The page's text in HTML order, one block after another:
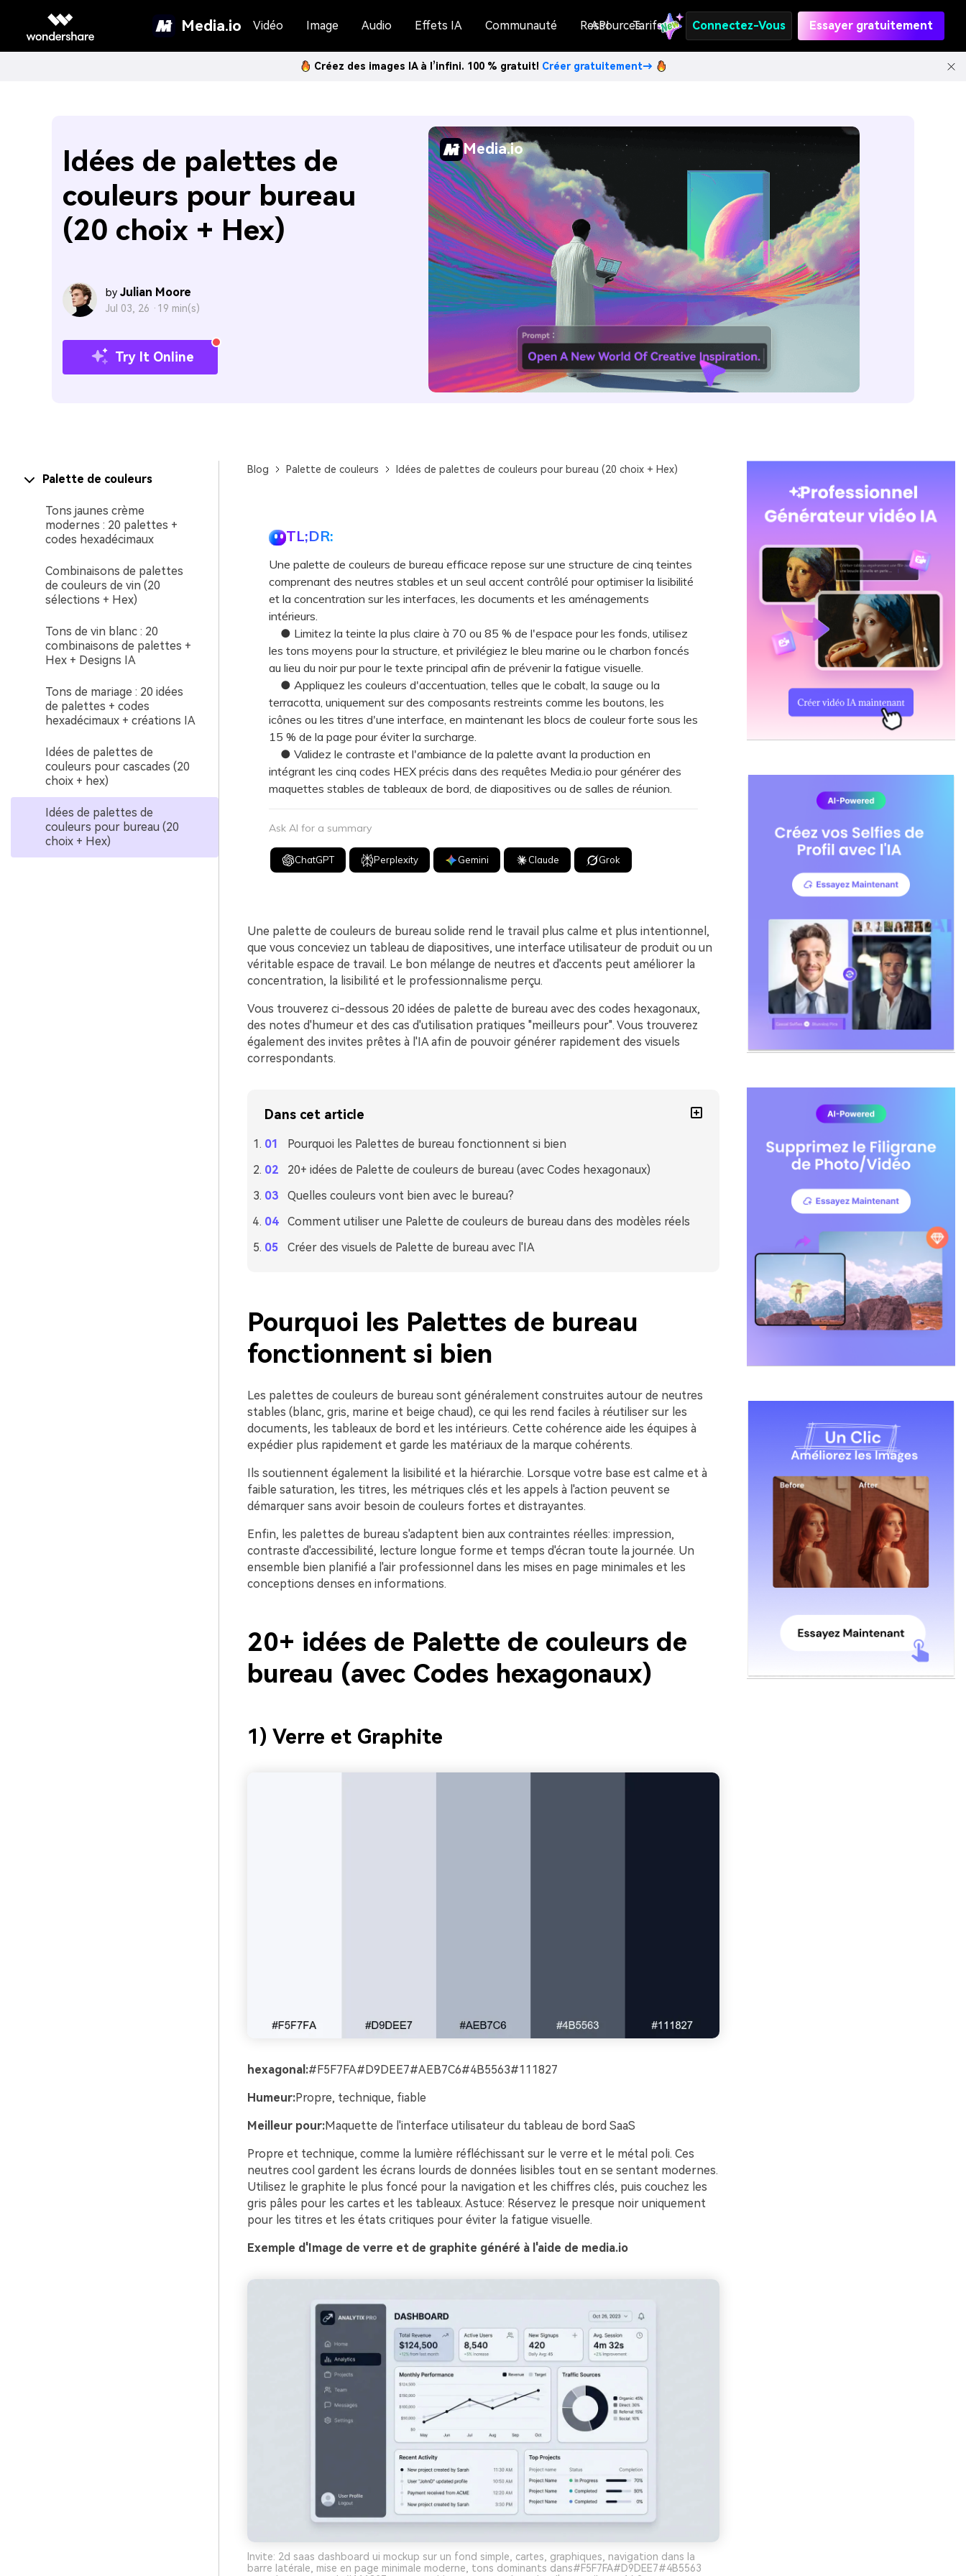
Media.io Vidéo Image Audio Effets IA Communauté Ressources
API Tarifs Connectez-Vous Essayer gratuitement
Créez des images IA à l’infini. 100 % gratuit! Créer gratuitement→
Idées de palettes de
couleurs pour bureau
(20 choix + Hex)
by Julian Moore
Jul 03, 26 · 19 min(s)
Try It Online
Media.io
Palette de couleurs
Tons jaunes crème
modernes : 20 palettes +
codes hexadécimaux
Combinaisons de palettes
de couleurs de vin (20
sélections + Hex)
Tons de vin blanc : 20
combinaisons de palettes +
Hex + Designs IA
Tons de mariage : 20 idées
de palettes + codes
hexadécimaux + créations IA
Idées de palettes de
couleurs pour cascades (20
choix + hex)
Idées de palettes de
couleurs pour bureau (20
choix + Hex)
Blog Palette de couleurs Idées de palettes de couleurs pour bureau (20 choix + Hex)
TL;DR:
Une palette de couleurs de bureau efficace repose sur une structure de cinq teintes
comprenant des neutres stables et un seul accent contrôlé pour optimiser la lisibilité
et la concentration sur les interfaces, les documents et les aménagements
intérieurs.
● Limitez la teinte la plus claire à 70 ou 85 % de l'espace pour les fonds, utilisez
les tons moyens pour la structure, et privilégiez le bleu marine ou le charbon foncés
au lieu du noir pur pour le texte principal afin de prévenir la fatigue visuelle.
● Appliquez les couleurs d'accentuation, telles que le cobalt, la sauge ou la
terracotta, uniquement sur des composants restreints comme les boutons, les
icônes ou les titres d'une interface, en maintenant les blocs de couleur forte sous les
15 % de la page pour éviter la surcharge.
● Validez le contraste et l'ambiance de la palette avant la production en
intégrant les cinq codes HEX précis dans des requêtes Media.io pour générer des
maquettes stables de tableaux de bord, de diapositives ou de salles de réunion.
Ask AI for a summary
ChatGPT Perplexity Gemini Claude Grok
Une palette de couleurs de bureau solide rend le travail plus calme et plus intentionnel,
que vous conceviez un tableau de diapositives, une interface utilisateur de produit ou un
véritable espace de travail. Le bon mélange de neutres et d'accents peut améliorer la
concentration, la lisibilité et le professionnalisme perçu.
Vous trouverez ci-dessous 20 idées de palette de bureau avec des codes hexagonaux,
des notes d'humeur et des cas d'utilisation pratiques "meilleurs pour". Vous trouverez
également des invites prêtes à l'IA afin de pouvoir générer rapidement des visuels
correspondants.
Dans cet article
Pourquoi les Palettes de bureau fonctionnent si bien
20+ idées de Palette de couleurs de bureau (avec Codes hexagonaux)
Quelles couleurs vont bien avec le bureau?
Comment utiliser une Palette de couleurs de bureau dans des modèles réels
Créer des visuels de Palette de bureau avec l'IA
Pourquoi les Palettes de bureau
fonctionnent si bien
Les palettes de couleurs de bureau sont généralement construites autour de neutres
stables (blanc, gris, marine et beige chaud), ce qui les rend faciles à réutiliser sur les
documents, les tableaux de bord et les intérieurs. Cette cohérence aide les équipes à
expédier plus rapidement et garde les matériaux de la marque cohérents.
Ils soutiennent également la lisibilité et la hiérarchie. Lorsque votre base est calme et à
faible saturation, les titres, les métriques clés et les appels à l'action peuvent se
démarquer sans avoir besoin de couleurs fortes et distrayantes.
Enfin, les palettes de bureau s'adaptent bien aux contraintes réelles: impression,
contraste d'accessibilité, lecture longue forme et temps d'écran toute la journée. Un
ensemble bien planifié a l'air professionnel dans les mises en page minimales et les
conceptions denses en informations.
20+ idées de Palette de couleurs de
bureau (avec Codes hexagonaux)
1) Verre et Graphite
hexagonal:#F5F7FA#D9DEE7#AEB7C6#4B5563#111827
Humeur:Propre, technique, fiable
Meilleur pour:Maquette de l'interface utilisateur du tableau de bord SaaS
Propre et technique, comme la lumière réfléchissant sur le verre et le métal poli. Ces
neutres cool gardent les écrans lourds de données lisibles tout en se sentant modernes.
Utilisez le graphite le plus foncé pour la navigation et les chiffres clés, puis couchez les
gris pâles pour les cartes et les tableaux. Astuce: Réservez le presque noir uniquement
pour les titres et les états critiques pour éviter la fatigue visuelle.
Exemple d'Image de verre et de graphite généré à l'aide de media.io
Invite: 2d saas dashboard ui mockup sur un fond simple, cartes, graphiques, navigation dans la
barre latérale, mise en page minimale moderne, tons dominants dans#F5F7FA#D9DEE7#4B5563